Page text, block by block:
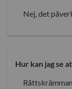
Nej, det
Hur kan jag se